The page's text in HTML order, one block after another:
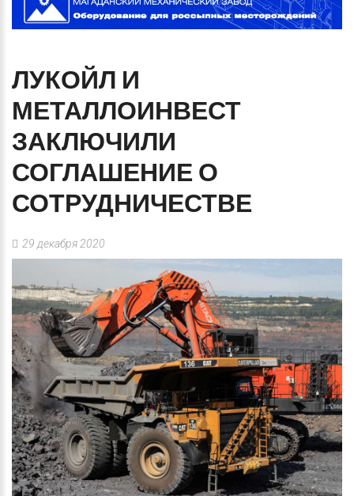
ЛУКОЙЛ И
МЕТАЛЛОИНВЕСТ
ЗАКЛЮЧИЛИ
СОГЛАШЕНИЕ О
СОТРУДНИЧЕСТВЕ
29 декабря 2020